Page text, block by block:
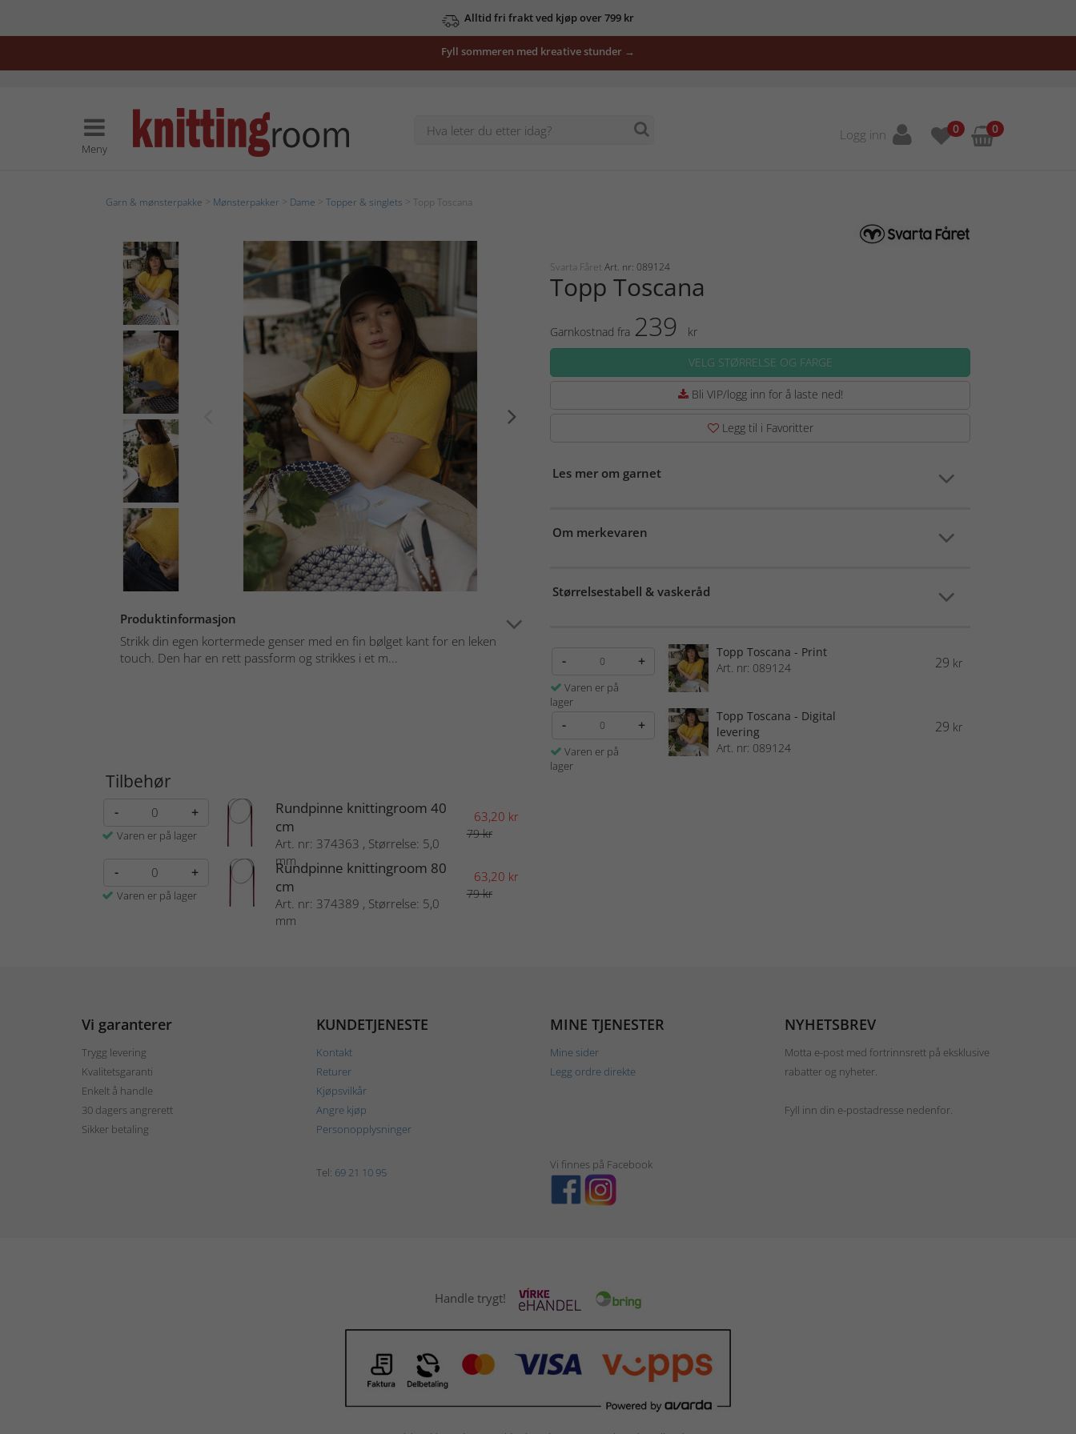
Alltid fri frakt ved kjøp over 799 kr
Fyll sommeren med kreative stunder →
Meny
Logg inn 0 0
Garn & mønsterpakke Mønsterpakker Dame Topper & singlets > Topp Toscana
Produktinformasjon
Strikk din egen kortermede genser med en fin bølget kant for en leken
touch. Den har en rett passform og strikkes i et m...
Svarta Fåret Art. nr: 089124
Topp Toscana
Garnkostnad fra 239
kr
VELG STØRRELSE OG FARGE
Bli VIP/logg inn for å laste ned!
Legg til i Favoritter
Les mer om garnet
Om merkevaren
Størrelsestabell & vaskeråd
- +
Varen er på
lager
Topp Toscana - Print
Art. nr: 089124
29 kr
- +
Varen er på
lager
Topp Toscana - Digital
levering
Art. nr: 089124
29 kr
Tilbehør
- +
Varen er på lager
Rundpinne knittingroom 40
cm
Art. nr: 374363 , Størrelse: 5,0
mm
63,20 kr
79 kr
- +
Varen er på lager
Rundpinne knittingroom 80
cm
Art. nr: 374389 , Størrelse: 5,0
mm
63,20 kr
79 kr
Vi garanterer
Trygg levering
Kvalitetsgaranti
Enkelt å handle
30 dagers angrerett
Sikker betaling
KUNDETJENESTE
Kontakt
Returer
Kjøpsvilkår
Angre kjøp
Personopplysninger
MINE TJENESTER
Mine sider
Legg ordre direkte
NYHETSBREV
Motta e-post med fortrinnsrett på eksklusive
rabatter og nyheter.
Fyll inn din e-postadresse nedenfor.
Tel: 69 21 10 95
Vi finnes på Facebook
Handle trygt!